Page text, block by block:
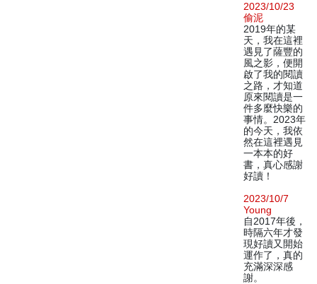
2023/10/23
偷泥
2019年的某
天，我在這裡
遇見了薩豐的
風之影，便開
啟了我的閱讀
之路，才知道
原來閱讀是一
件多麼快樂的
事情。2023年
的今天，我依
然在這裡遇見
一本本的好
書，真心感謝
好讀！
2023/10/7
Young
自2017年後，
時隔六年才發
現好讀又開始
運作了，真的
充滿深深感
謝。